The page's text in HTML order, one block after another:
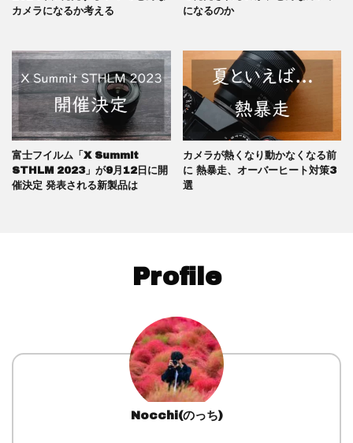
カメラになるか考える
になるのか
富士フイルム「X Summit
STHLM 2023」が9月12日に開
催決定 発表される新製品は
カメラが熱くなり動かなくなる前
に 熱暴走、オーバーヒート対策3
選
Profile
Nocchi(のっち)